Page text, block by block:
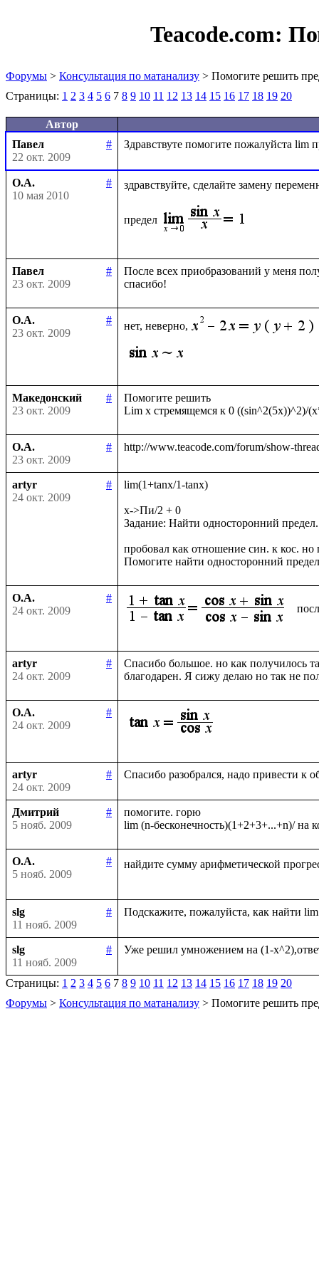
Teacode.com:
Форумы > Консультация по матанализу > Помогите решить
Страницы: 1 2 3 4 5 6 7 8 9 10 11 12 13 14 15 16 17 18 19 20
Автор
Павел
#
22 окт. 2009
О.А.
#
10 мая 2010
здравствуйте, сделайте замену
предел
Павел
#
23 окт. 2009
После всех приобразований у меня
О.А.
#
23 окт. 2009
нет, неверно,
Македонский
#
23 окт. 2009
Помогите решить
О.А.
#
23 окт. 2009
artyr
#
24 окт. 2009
lim(1+tanx/1-tanx)
x->Пи/2 + 0
Задание: Найти односторонний предел.
пробовал как отношение син. к кос. но
О.А.
#
24 окт. 2009
artyr
#
24 окт. 2009
Спасибо большое. но как получилось
О.А.
#
24 окт. 2009
artyr
#
24 окт. 2009
Дмитрий
#
5 нояб. 2009
помогите. горю
О.А.
#
5 нояб. 2009
найдите сумму арифметической
slg
#
11 нояб. 2009
slg
#
11 нояб. 2009
Страницы: 1 2 3 4 5 6 7 8 9 10 11 12 13 14 15 16 17 18 19 20
Форумы > Консультация по матанализу > Помогите решить